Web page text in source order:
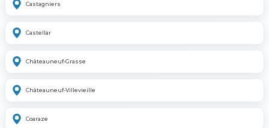
Castagniers
Castellar
Châteauneuf-Grasse
Châteauneuf-Villevieille
Coaraze